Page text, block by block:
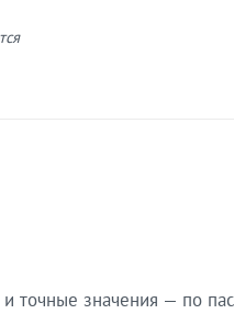
точные значения — по